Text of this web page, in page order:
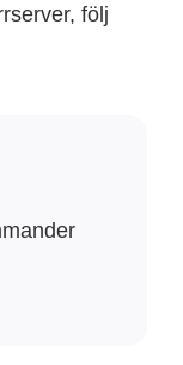
följ